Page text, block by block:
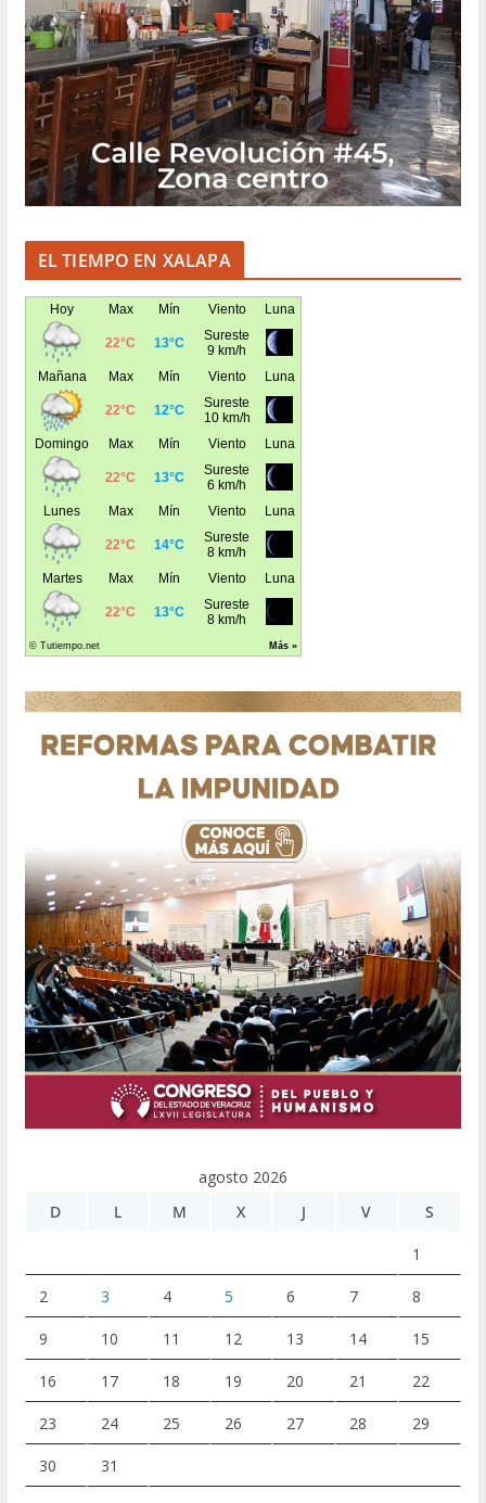
EL TIEMPO EN XALAPA
agosto 2026
D
L M X J V S
1
2 3 4 5 6 7 8
9 10 11 12 13 14 15
16 17 18 19 20 21 22
23 24 25 26 27 28 29
30 31